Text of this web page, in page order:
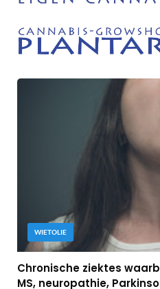
WIETOLIE
Chronische ziektes
MS, neuropathie,